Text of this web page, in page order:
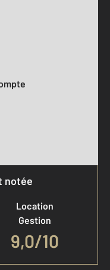
notée
Location
Gestion
9,0/10